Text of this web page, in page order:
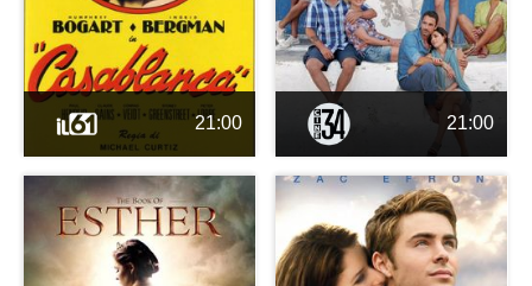
21:00 21:00